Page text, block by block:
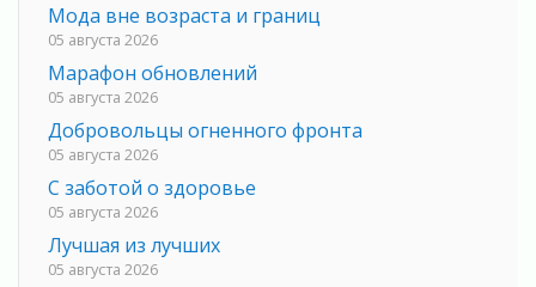
Мода вне возраста и границ
05 августа 2026
Марафон обновлений
05 августа 2026
Добровольцы огненного фронта
05 августа 2026
С заботой о здоровье
05 августа 2026
Лучшая из лучших
05 августа 2026